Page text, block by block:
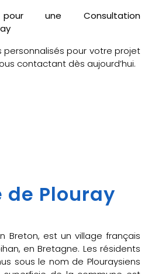
pour une Consultation
personnalisés pour votre projet
contactant dès aujourd’hui.
de Plouray
Breton, est un village français
en Bretagne. Les résidents
sous le nom de Plouraysiens